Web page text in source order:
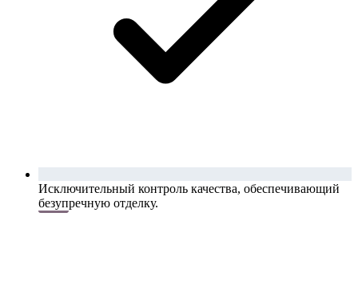
Исключительный контроль качества, обеспечивающий
безупречную отделку.